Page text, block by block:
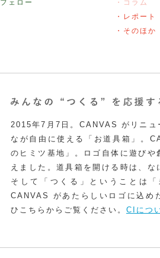
フェロー
・コラム
・レポート
・そのほか
2015年7月7日。CANVAS がリニュ
なが自由に使える「お道具箱」。
のヒミツ基地」。ロゴ自体に遊び
えました。道具箱を開ける時は、
そして「つくる」ということは
CANVAS があたらしいロゴに込め
ひこちらからご覧ください。 CIにつ